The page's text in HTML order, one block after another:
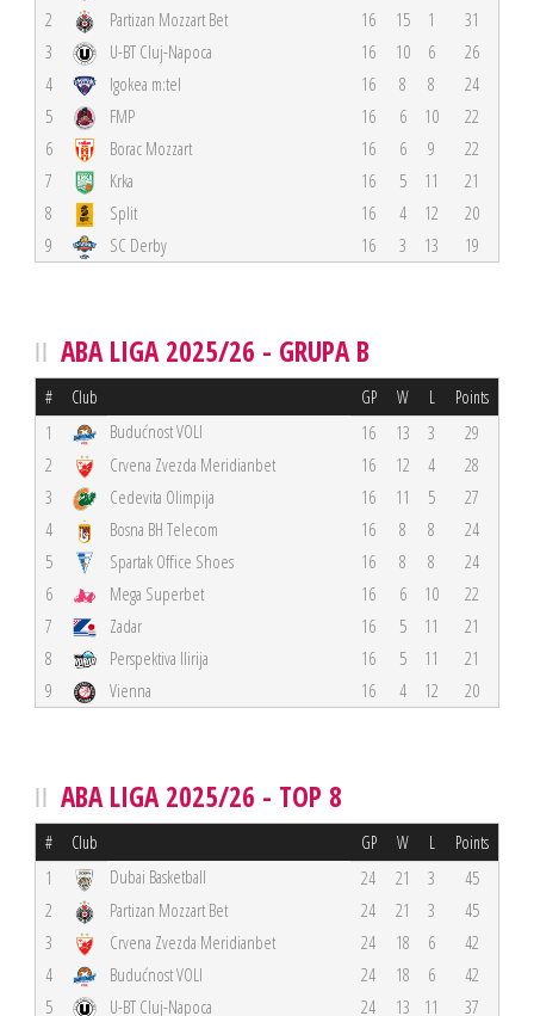
2
Partizan Mozzart Bet 16 15 1
31
3
U-BT Cluj-Napoca 16 10 6
26
4
Igokea m:tel 16 8 8
24
5
FMP 16 6 10
22
6
Borac Mozzart 16 6 9
22
7
Krka 16 5 11
21
8
Split 16 4 12
20
9
SC Derby 16 3 13 19
ABA LIGA 2025/26 - GRUPA B
# Club GP W L Points
1 Budućnost VOLI 16 13 3
29
2
Crvena Zvezda Meridianbet 16 12 4
28
3
Cedevita Olimpija 16 11 5
27
4
Bosna BH Telecom 16 8 8
24
5
Spartak Office Shoes 16 8 8
24
6
Mega Superbet 16 6 10
22
7
Zadar 16 5 11
21
8
Perspektiva Ilirija 16 5 11
21
9
Vienna 16 4 12 20
ABA LIGA 2025/26 - TOP 8
# Club GP W L Points
1 Dubai Basketball 24 21 3
45
2
Partizan Mozzart Bet 24 21 3
45
3
Crvena Zvezda Meridianbet 24 18 6
42
4
Budućnost VOLI 24 18 6
42
5
U-BT Cluj-Napoca 24 13 11 37